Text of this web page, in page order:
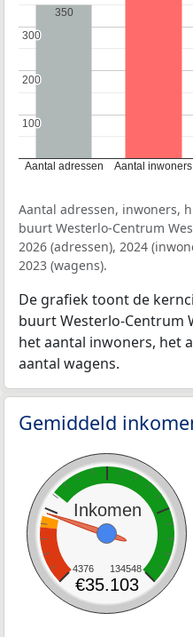
Aantal adressen Aantal inwoners
100
100
200
200
300
300
350
Aantal adressen, inwoners,
buurt Westerlo-Centrum
2026 (adressen), 2024
2023 (wagens).
De grafiek toont de
buurt Westerlo-Centrum
het aantal inwoners, het
aantal wagens.
Gemiddeld
Inkomen
4376 134548
€35.103